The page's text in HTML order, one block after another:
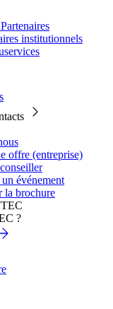
institutionnels
offre (entreprise)
un événement
la brochure
?